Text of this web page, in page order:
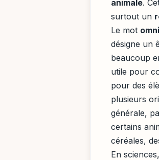
animale.
surtout un
Le mot
désigne un
beaucoup
utile pour
pour des
plusieurs
générale,
certains
céréales,
En